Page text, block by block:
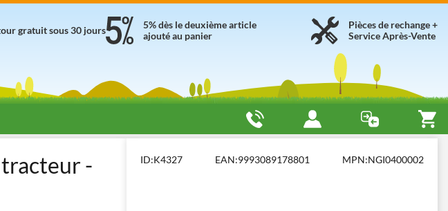
Pièces de rechange +
Service Après-Vente
5% dès le deuxième article
ajouté au panier
gratuit sous 30 jours
-
ID:K4327 EAN:9993089178801 MPN:NGI0400002